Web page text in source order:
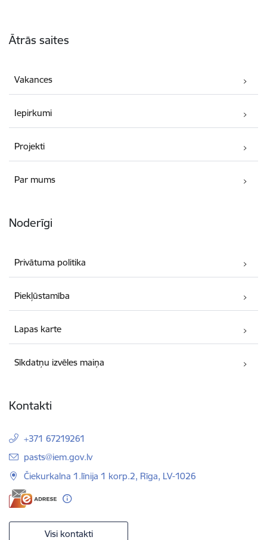
Ātrās saites
Vakances
Iepirkumi
Projekti
Par mums
Noderīgi
Privātuma politika
Piekļūstamība
Lapas karte
Sīkdatņu izvēles maiņa
Kontakti
+371 67219261
E-pasts:
pasts@iem.gov.lv
Čiekurkalna 1.līnija 1 korp.2, Rīga, LV-1026
Visi kontakti